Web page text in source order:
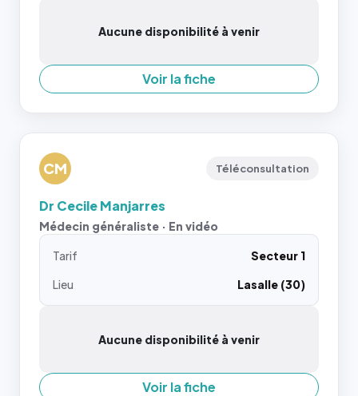
Aucune disponibilité à venir
Voir la fiche
CM Téléconsultation
Dr Cecile Manjarres
Médecin généraliste · En vidéo
Tarif
Secteur 1
Lieu
Lasalle (30)
Aucune disponibilité à venir
Voir la fiche